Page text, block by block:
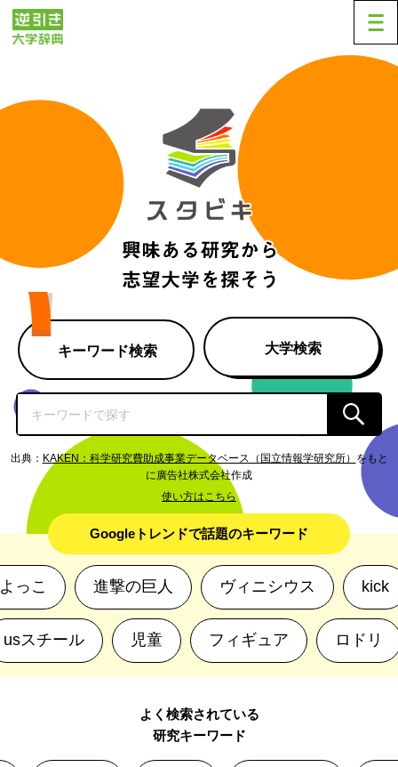
キーワード検索 大学検索
出典： KAKEN：科学研究費助成事業データベース（国立情報学研究所） をもと
に廣告社株式会社作成
使い方はこちら
Googleトレンドで話題のキーワード
こ 進撃の巨人 ヴィニシウス kick
スチール 児童 フィギュア ロドリ
よく検索されている
研究キーワード